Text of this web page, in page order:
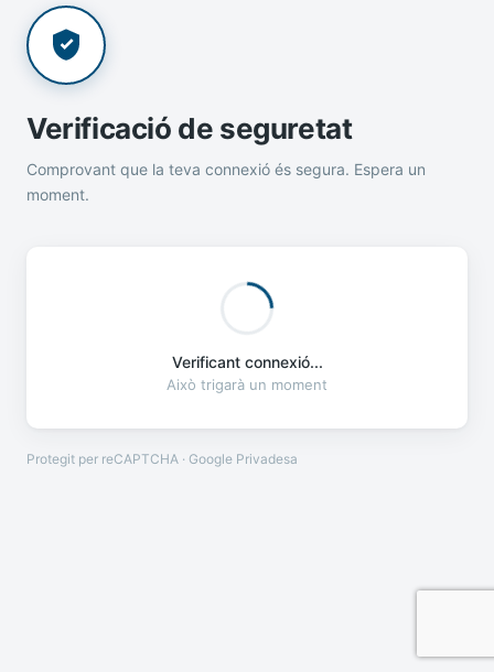
Verificació de seguretat
Comprovant que la teva connexió és segura. Espera un
moment.
Verificant connexió...
Això trigarà un moment
Protegit per reCAPTCHA · Google Privadesa